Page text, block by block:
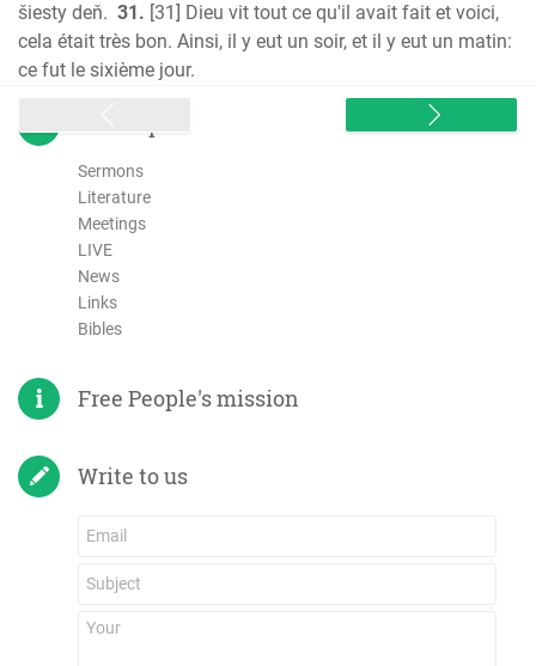
šiesty deň. 31. [31] Dieu vit tout ce qu'il avait fait et voici,
cela était très bon. Ainsi, il y eut un soir, et il y eut un matin:
ce fut le sixième jour.
Sermons
Literature
Meetings
LIVE
News
Links
Bibles
Free People's mission
Write to us